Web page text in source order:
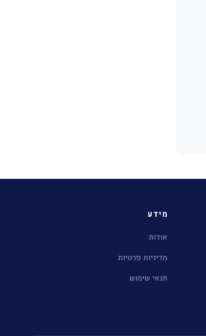
מידע
אודות
מדיניות פרטיות
תנאי שימוש